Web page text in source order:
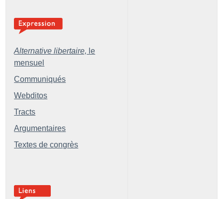
Alternative libertaire, le
mensuel
Communiqués
Webditos
Tracts
Argumentaires
Textes de congrès